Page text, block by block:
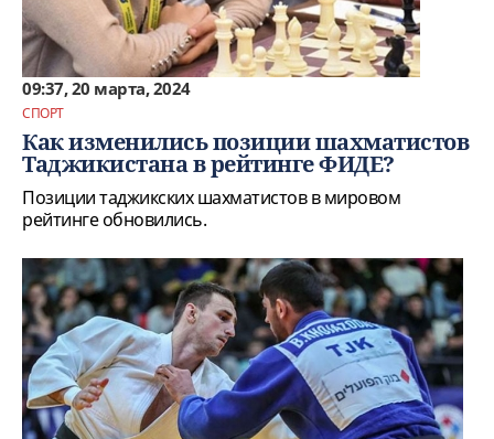
09:37, 20 марта, 2024
СПОРТ
Как изменились позиции шахматистов
Таджикистана в рейтинге ФИДЕ?
Позиции таджикских шахматистов в мировом
рейтинге обновились.